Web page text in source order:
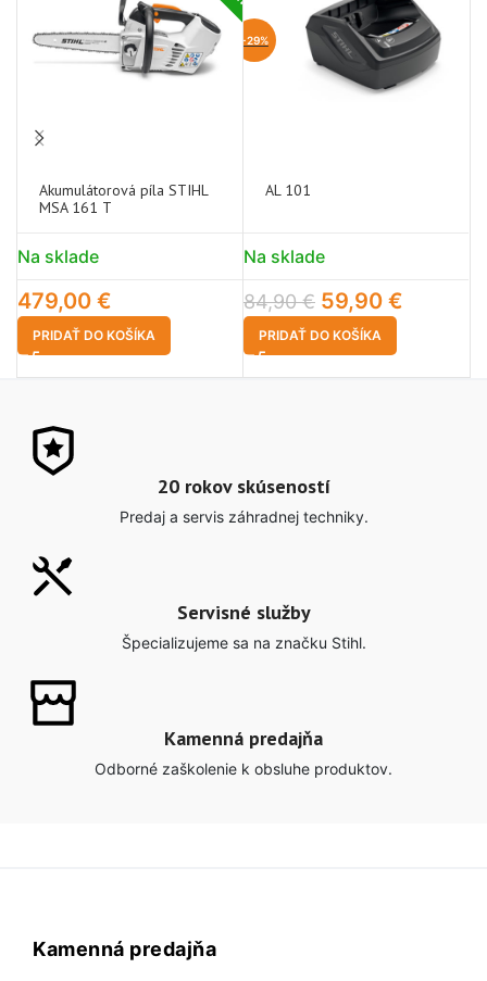
Akumulátorová píla STIHL
MSA 161 T
Na sklade
479,00 €
PRIDAŤ DO KOŠÍKA
-29%
AL 101
Na sklade
84,90€ 59,90 €
PRIDAŤ DO KOŠÍKA
20 rokov skúseností
Predaj a servis záhradnej techniky.
Servisné služby
Špecializujeme sa na značku Stihl.
Kamenná predajňa
Odborné zaškolenie k obsluhe produktov.
Kamenná predajňa